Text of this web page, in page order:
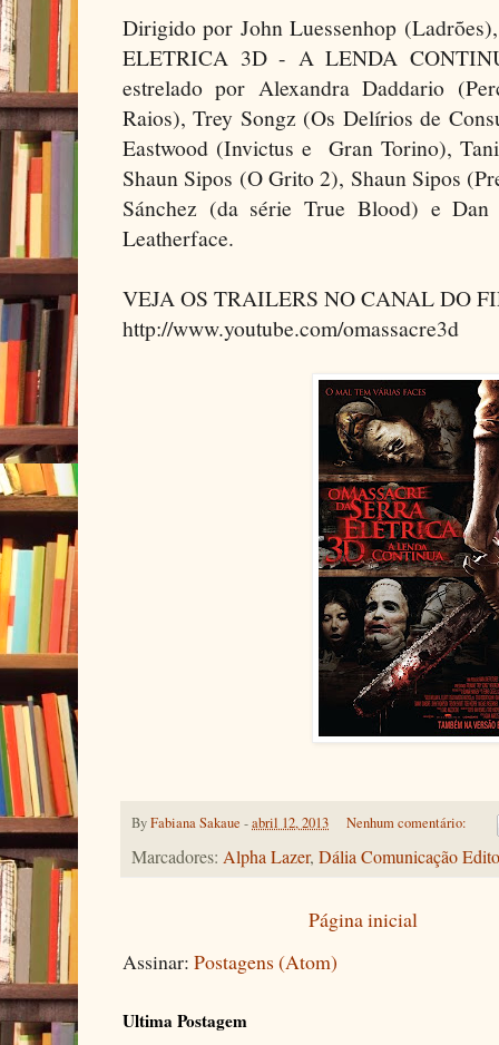
Dirigido por John Luessenhop
ELETRICA 3D - A LENDA
estrelado por Alexandra Daddario
Raios), Trey Songz (Os Delírios de
Eastwood (Invictus e Gran Torino),
Shaun Sipos (O Grito 2), Shaun Sipos
Sánchez (da série True Blood) e
Leatherface.
VEJA OS TRAILERS NO CANAL DO
http://www.youtube.com/omassacre3d
ByFabiana Sakaue -abril 12, 2013 Nenhum comentário:
Marcadores: Alpha Lazer, Dália Comunicação
Página inicial
Assinar: Postagens (Atom)
Ultima Postagem